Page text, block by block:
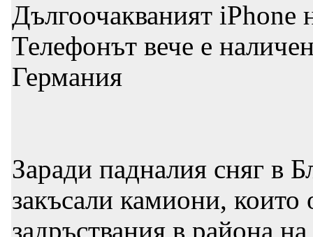
Дългоочакваният iPhone
Телефонът вече е
Германия
Заради падналия сняг в
закъсали камиони, които
задръствания в района